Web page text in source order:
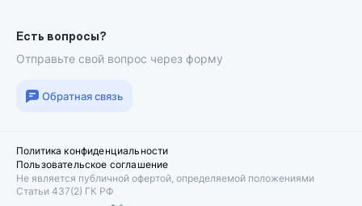
Есть вопросы?
Отправьте свой вопрос через форму
Обратная связь
Политика конфиденциальности
Пользовательское соглашение
Не является публичной офертой, определяемой положениями
Статьи 437(2) ГК РФ